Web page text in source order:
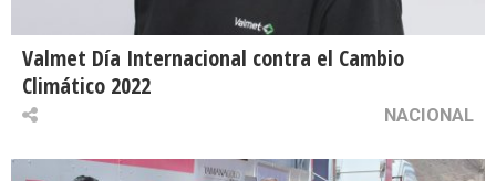
Valmet Día Internacional contra el Cambio
Climático 2022
NACIONAL